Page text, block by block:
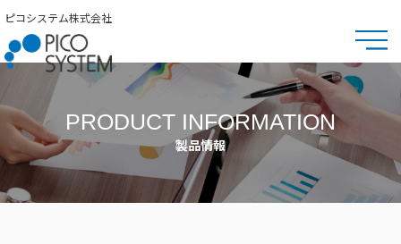
ピコシステム株式会社
PRODUCT INFORMATION
製品情報